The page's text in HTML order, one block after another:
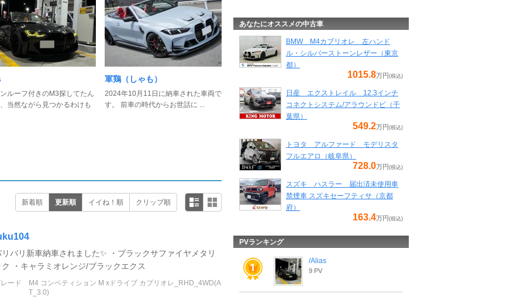
ルーフ付きのM3探してたん
当然ながら見つかるわけも
軍鶏（しゃも）
2024年10月11日に納車された車両で
す。 前車の時代からお世話に ...
新着順 更新順 イイね！順 クリップ順
リバリ新車納車されました✨ ・ブラックサファイヤメタリ
ク ・キャラミオレンジ/ブラックエクス
ード
M4 コンペティション M xドライブ カブリオレ_RHD_4WD(A
T_3.0)
あなたにオススメの中古車
BMW M4カブリオレ 左ハンド
ル・シルバーストーンレザー（東京
都）
1015.8万円 (税込)
日産 エクストレイル 12.3インチ
コネクトシステム/アラウンドビ（千
葉県）
549.2万円 (税込)
トヨタ アルファード モデリスタ
フルエアロ（岐阜県）
728.0万円 (税込)
スズキ ハスラー 届出済未使用車
禁煙車 スズキセーフティサ（京都
府）
163.4万円 (税込)
PVランキング
/Alias
9 PV